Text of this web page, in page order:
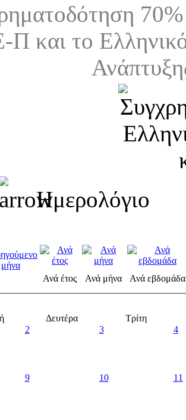
και το
Ημερολόγιο
Ανά έτος Ανά μήνα
Ανά εβδομάδα
Δευτέρα
Τρίτη
2 3 4
9 10 11